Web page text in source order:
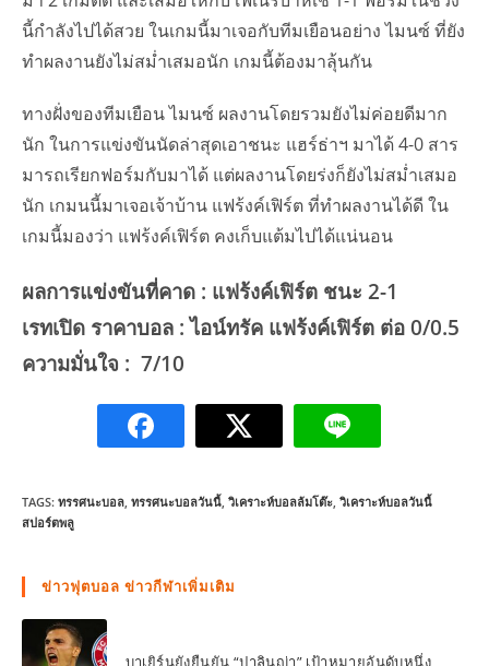
นี้กำลังไปได้สวย ในเกมนี้มาเจอกับทีมเยือนอย่าง ไมนซ์ ที่ยัง
ทำผลงานยังไม่สม่ำเสมอนัก เกมนี้ต้องมาลุ้นกัน
ทางฝั่งของทีมเยือน ไมนซ์ ผลงานโดยรวมยังไม่ค่อยดีมาก
นัก ในการแข่งขันนัดล่าสุดเอาชนะ แฮร์ธ่าฯ มาได้ 4-0 สาร
มารถเรียกฟอร์มกับมาได้ แต่ผลงานโดยร่งก็ยังไม่สม่ำเสมอ
นัก เกมนนี้มาเจอเจ้าบ้าน แฟร้งค์เฟิร์ต ที่ทำผลงานได้ดี ใน
เกมนี้มองว่า แฟร้งค์เฟิร์ต คงเก็บแต้มไปได้แน่นอน
ผลการแข่งขันที่คาด : แฟร้งค์เฟิร์ต ชนะ 2-1
เรทเปิด ราคาบอล : ไอน์ทรัค แฟร้งค์เฟิร์ต ต่อ 0/0.5
ความมั่นใจ : 7/10
TAGS: ทรรศนะบอล ทรรศนะบอลวันนี้ วิเคราะห์บอลล้มโต๊ะ วิเคราะห์บอลวันนี้
สปอร์ตพลู
ข่าวฟุตบอล ข่าวกีฬาเพิ่มเติม
บาเยิร์นยังยืนยัน “ปาลินญ่า” เป้าหมายอันดับหนึ่ง